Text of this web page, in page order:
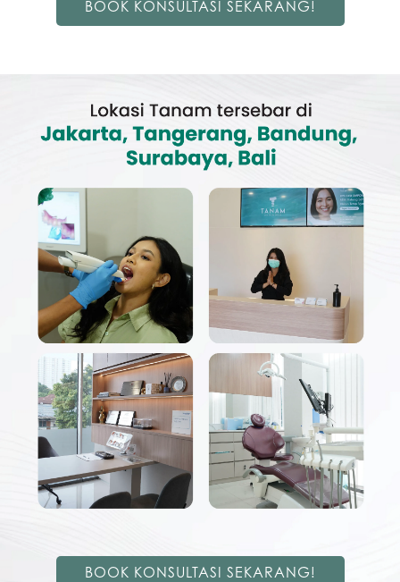
BOOK KONSULTASI SEKARANG!
BOOK KONSULTASI SEKARANG!